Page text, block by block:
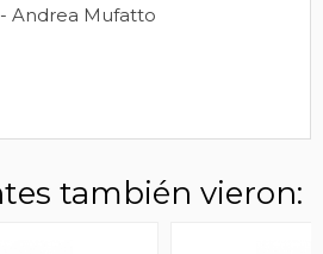
Andrea Mufatto
también vieron: